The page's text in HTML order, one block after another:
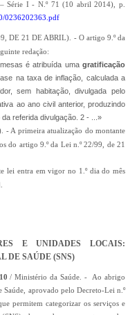
Série I - N.º 71 (10 abril 2014), p.
0236202363.pdf
DE 21 DE ABRIL). - O artigo 9.º da
redação:
é atribuída umagratificação
na taxa de inflação, calculada a
sem habitação, divulgada pelo
ao ano civil anterior, produzindo
referida divulgação. 2 - ...»
- A primeira atualização do montante
do artigo 9.º da Lei n.º 22/99, de 21
lei entra em vigor no 1.º dia do mês
E UNIDADES LOCAIS:
DE SAÚDE (SNS)
/ Ministério da Saúde. - Ao abrigo
aprovado pelo Decreto-Lei n.º
permitem categorizar os serviços e